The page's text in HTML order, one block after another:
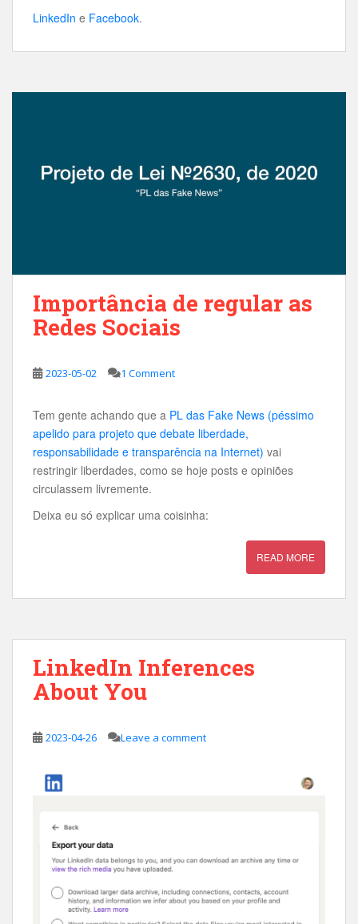
LinkedIn e Facebook.
Importância de regular as
Redes Sociais
2023-05-02 1 Comment
Tem gente achando que a PL das Fake News (péssimo
apelido para projeto que debate liberdade,
responsabilidade e transparência na Internet) vai
restringir liberdades, como se hoje posts e opiniões
circulassem livremente.
Deixa eu só explicar uma coisinha:
READ MORE
LinkedIn Inferences
About You
2023-04-26 Leave a comment